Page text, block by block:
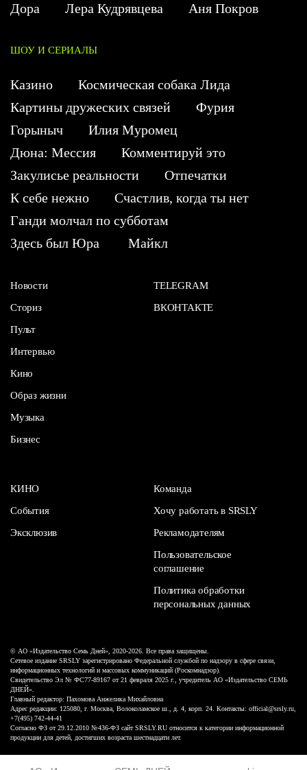
Дора
Лера Кудрявцева Аня Покров
ШОУ И СЕРИАЛЫ
Казино
Космическая собака Лида
Картины дружеских связей
Фурия
Горыныч
Илия Муромец
Дюна: Мессия
Комментируй это
Закулисье реальности
Отпечатки
К себе нежно
Счастлив, когда ты нет
Ганди молчал по субботам
Здесь был Юра
Майкл
Новости
Сториз
Пульт
Интервью
Кино
Образ жизни
Музыка
Бизнес
TELEGRAM
ВКОНТАКТЕ
КИНО
События
Эксклюзив
Команда
Хочу работать в SRSLY
Рекламодателям
Пользовательское
соглашение
Политика обработки
персональных данных
© АО «Издательство Семь Дней», 2020-2026. Все права защищены.
Сетевое издание SRSLY зарегистрировано Федеральной службой по надзору в сфере связи,
информационных технологий и массовых коммуникаций (Роскомнадзор).
Свидетельство Эл № ФС77-89167 от 21 февраля 2025 г., учредитель АО «Издательство СЕМЬ
ДНЕЙ».
Главный редактор: Пахомова Анжелика Михайловна
Адрес редакции: 125080, г. Москва, Волоколамское ш., д. 4, корп. 24. Контакты: official@srsly.ru,
+7(495) 742-44-41
Согласно ФЗ от 29.12.2010 №436-ФЗ сайт SRSLY.RU относится к категории информационной
продукции для детей, достигших возраста шестнадцати лет.